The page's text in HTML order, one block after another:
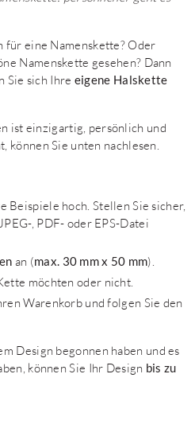
für eine Namenskette? Oder
Namenskette gesehen? Dann
Sie sich Ihre eigene Halskette
ist einzigartig, persönlich und
Sie unten nachlesen.
Beispiele hoch. Stellen Sie sicher,
, PDF- oder EPS-Datei
an (max. 30 mm x 50 mm).
möchten oder nicht.
Warenkorb und folgen Sie den
Design begonnen haben und es
können Sie Ihr Design bis zu